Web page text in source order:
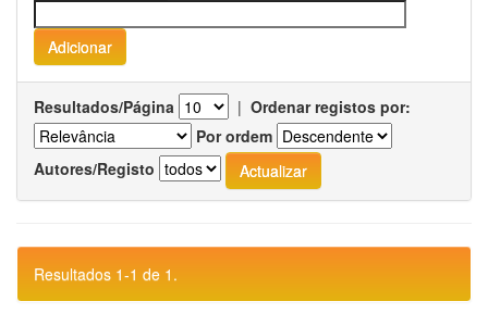
Resultados/Página | Ordenar registos por:
Por ordem
Autores/Registo
Resultados 1-1 de 1.